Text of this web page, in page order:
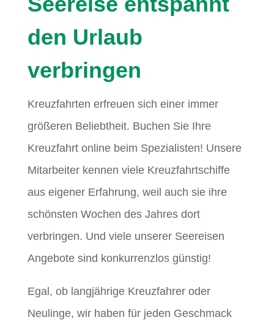
den Urlaub
verbringen
Kreuzfahrten erfreuen sich einer immer
größeren Beliebtheit. Buchen Sie Ihre
Kreuzfahrt online beim Spezialisten! Unsere
Mitarbeiter kennen viele Kreuzfahrtschiffe
aus eigener Erfahrung, weil auch sie ihre
schönsten Wochen des Jahres dort
verbringen. Und viele unserer Seereisen
Angebote sind konkurrenzlos günstig!
Egal, ob langjährige Kreuzfahrer oder
Neulinge, wir haben für jeden Geschmack